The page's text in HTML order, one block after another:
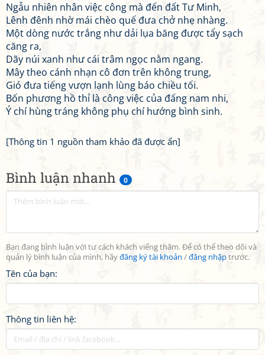
Bình luận nhanh 0
Bạn đang bình luận với tư cách khách viếng thăm. Để có thể theo dõi và
quản lý bình luận của mình, hãyđăng ký tài khoản /đăng nhậptrước.
Tên của bạn:
Thông tin liên hệ:
Ngẫu nhiên nhân việc công mà đến đất Tư Minh,
Lênh đênh nhờ mái chèo quế đưa chở nhẹ nhàng.
Một dòng nước trắng như dải lụa băng được tẩy sạch
căng ra,
Dãy núi xanh như cái trâm ngọc nằm ngang.
Mây theo cánh nhạn cô đơn trên không trung,
Gió đưa tiếng vượn lạnh lùng báo chiều tối.
Bốn phương hồ thỉ là công việc của đấng nam nhi,
Ý chí hùng tráng không phụ chí hướng bình sinh.
[Thông tin 1 nguồn tham khảo đã được ẩn]